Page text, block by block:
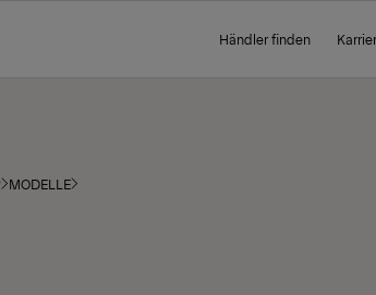
Händler finden
MODELLE